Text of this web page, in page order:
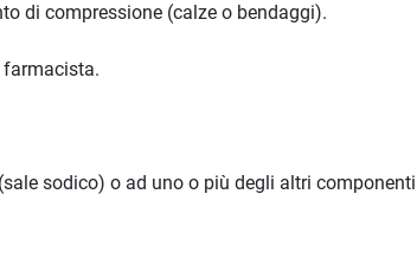
di compressione (calze o bendaggi).
farmacista.
sodico) o ad uno o più degli altri